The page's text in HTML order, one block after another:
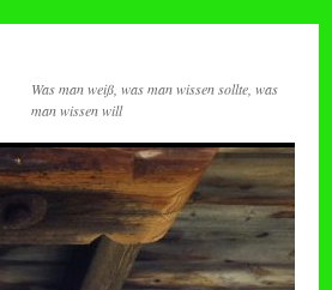
Was man weiß, was man wissen sollte, was
man wissen will